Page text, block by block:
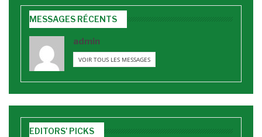
MESSAGES RÉCENTS
admin
VOIR TOUS LES MESSAGES
EDITORS' PICKS